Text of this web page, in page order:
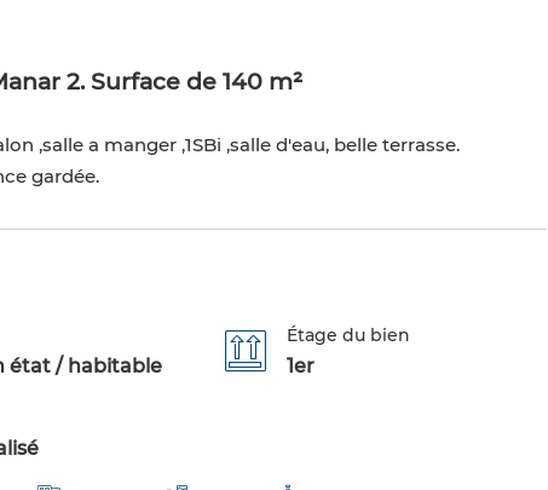
2. Surface de 140 m²
,salle a manger ,1SBi ,salle d'eau, belle terrasse.
gardée.
état / habitable
Étage du bien
1er